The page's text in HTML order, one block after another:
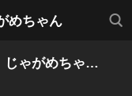
めちゃん
検索
あなたのそばにも、じゃがめちゃん（２）